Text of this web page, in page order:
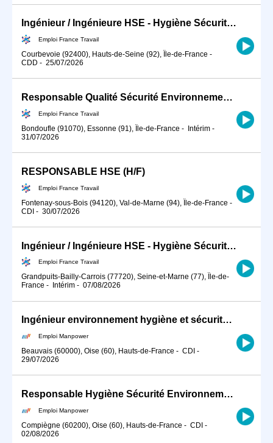
Ingénieur / Ingénieure HSE - Hygiène Sécurité Environnement BTP (H/F)
Emploi France Travail
Courbevoie (92400), Hauts-de-Seine (92), Île-de-France -
CDD - 25/07/2026
Responsable Qualité Sécurité Environnement -QSE- en industrie (H/F)
Emploi France Travail
Bondoufle (91070), Essonne (91), Île-de-France - Intérim -
31/07/2026
RESPONSABLE HSE (H/F)
Emploi France Travail
Fontenay-sous-Bois (94120), Val-de-Marne (94), Île-de-France -
CDI - 30/07/2026
Ingénieur / Ingénieure HSE - Hygiène Sécurité Environnement BTP (H/F)
Emploi France Travail
Grandpuits-Bailly-Carrois (77720), Seine-et-Marne (77), Île-de-
France - Intérim - 07/08/2026
Ingénieur environnement hygiène et sécurité (H/F)
Emploi Manpower
Beauvais (60000), Oise (60), Hauts-de-France - CDI -
29/07/2026
Responsable Hygiène Sécurité Environnement (H/F)
Emploi Manpower
Compiègne (60200), Oise (60), Hauts-de-France - CDI -
02/08/2026